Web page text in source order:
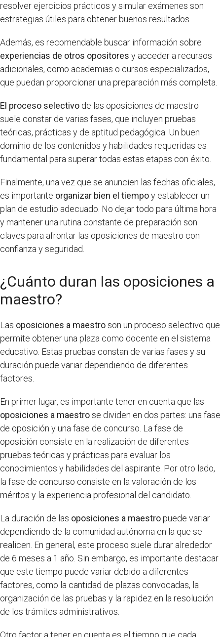
resolver ejercicios prácticos y simular exámenes son
estrategias útiles para obtener buenos resultados.
Además, es recomendable buscar información sobre
experiencias de otros opositores y acceder a recursos
adicionales, como academias o cursos especializados,
que puedan proporcionar una preparación más completa.
El proceso selectivo de las oposiciones de maestro
suele constar de varias fases, que incluyen pruebas
teóricas, prácticas y de aptitud pedagógica. Un buen
dominio de los contenidos y habilidades requeridas es
fundamental para superar todas estas etapas con éxito.
Finalmente, una vez que se anuncien las fechas oficiales,
es importante organizar bien el tiempoy establecer un
plan de estudio adecuado. No dejar todo para última hora
y mantener una rutina constante de preparación son
claves para afrontar las oposiciones de maestro con
confianza y seguridad.
¿Cuánto duran las oposiciones a
maestro?
Las oposiciones a maestroson un proceso selectivo que
permite obtener una plaza como docente en el sistema
educativo. Estas pruebas constan de varias fases y su
duración puede variar dependiendo de diferentes
factores.
En primer lugar, es importante tener en cuenta que las
oposiciones a maestrose dividen en dos partes: una fase
de oposición y una fase de concurso. La fase de
oposición consiste en la realización de diferentes
pruebas teóricas y prácticas para evaluar los
conocimientos y habilidades del aspirante. Por otro lado,
la fase de concurso consiste en la valoración de los
méritos y la experiencia profesional del candidato.
La duración de las oposiciones a maestropuede variar
dependiendo de la comunidad autónoma en la que se
realicen. En general, este proceso suele durar alrededor
de 6 meses a 1 año. Sin embargo, es importante destacar
que este tiempo puede variar debido a diferentes
factores, como la cantidad de plazas convocadas, la
organización de las pruebas y la rapidez en la resolución
de los trámites administrativos.
Otro factor a tener en cuenta es el tiempo que cada